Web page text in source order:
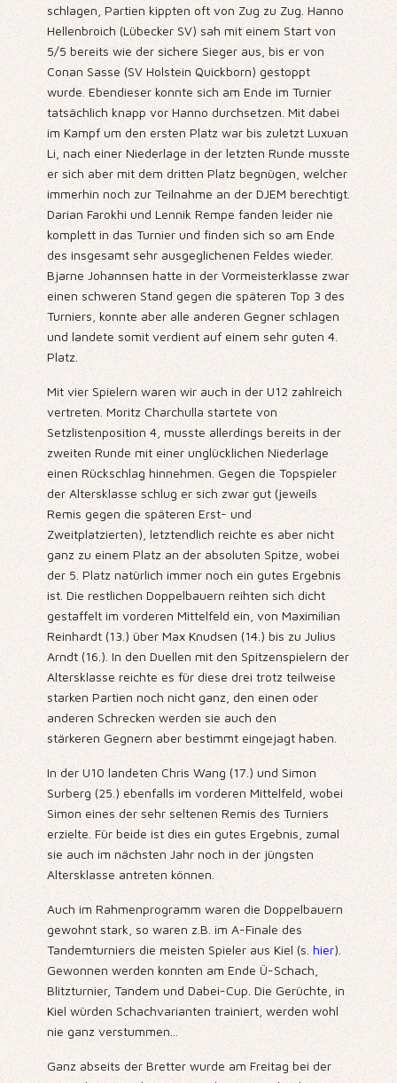
schlagen, Partien kippten oft von Zug zu Zug. Hanno
Hellenbroich (Lübecker SV) sah mit einem Start von
5/5 bereits wie der sichere Sieger aus, bis er von
Conan Sasse (SV Holstein Quickborn) gestoppt
wurde. Ebendieser konnte sich am Ende im Turnier
tatsächlich knapp vor Hanno durchsetzen. Mit dabei
im Kampf um den ersten Platz war bis zuletzt Luxuan
Li, nach einer Niederlage in der letzten Runde musste
er sich aber mit dem dritten Platz begnügen, welcher
immerhin noch zur Teilnahme an der DJEM berechtigt.
Darian Farokhi und Lennik Rempe fanden leider nie
komplett in das Turnier und finden sich so am Ende
des insgesamt sehr ausgeglichenen Feldes wieder.
Bjarne Johannsen hatte in der Vormeisterklasse zwar
einen schweren Stand gegen die späteren Top 3 des
Turniers, konnte aber alle anderen Gegner schlagen
und landete somit verdient auf einem sehr guten 4.
Platz.
Mit vier Spielern waren wir auch in der U12 zahlreich
vertreten. Moritz Charchulla startete von
Setzlistenposition 4, musste allerdings bereits in der
zweiten Runde mit einer unglücklichen Niederlage
einen Rückschlag hinnehmen. Gegen die Topspieler
der Altersklasse schlug er sich zwar gut (jeweils
Remis gegen die späteren Erst- und
Zweitplatzierten), letztendlich reichte es aber nicht
ganz zu einem Platz an der absoluten Spitze, wobei
der 5. Platz natürlich immer noch ein gutes Ergebnis
ist. Die restlichen Doppelbauern reihten sich dicht
gestaffelt im vorderen Mittelfeld ein, von Maximilian
Reinhardt (13.) über Max Knudsen (14.) bis zu Julius
Arndt (16.). In den Duellen mit den Spitzenspielern der
Altersklasse reichte es für diese drei trotz teilweise
starken Partien noch nicht ganz, den einen oder
anderen Schrecken werden sie auch den
stärkeren Gegnern aber bestimmt eingejagt haben.
In der U10 landeten Chris Wang (17.) und Simon
Surberg (25.) ebenfalls im vorderen Mittelfeld, wobei
Simon eines der sehr seltenen Remis des Turniers
erzielte. Für beide ist dies ein gutes Ergebnis, zumal
sie auch im nächsten Jahr noch in der jüngsten
Altersklasse antreten können.
Auch im Rahmenprogramm waren die Doppelbauern
gewohnt stark, so waren z.B. im A-Finale des
Tandemturniers die meisten Spieler aus Kiel (s. hier).
Gewonnen werden konnten am Ende Ü-Schach,
Blitzturnier, Tandem und Dabei-Cup. Die Gerüchte, in
Kiel würden Schachvarianten trainiert, werden wohl
nie ganz verstummen...
Ganz abseits der Bretter wurde am Freitag bei der